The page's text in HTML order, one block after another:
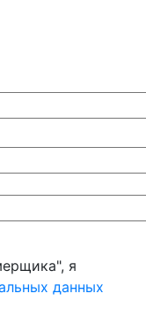
я
данных